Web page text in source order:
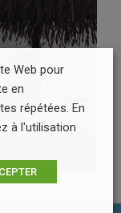
Web pour
en
répétées. En
à l'utilisation